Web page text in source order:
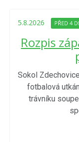
5.8.2026 PŘED 4
Rozpis
Sokol
fotbalová
trávníku